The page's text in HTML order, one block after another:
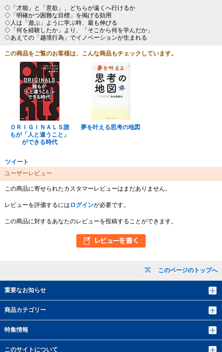
このページのトップへ
重要なお知らせ
商品カテゴリー
特集情報
このサイトについて
◇「才能」と「意欲」、どちらが遠くへ行けるか
◇「明確かつ困難な目標」を掲げる効用
◇人は「遊ぶ」ように学ぶ時、最も伸びる
◇「何を経験したか」より、「そこから何を学んだか」
◇あえての「越境行為」でイノベーションが生まれる
この商品をご覧のお客様は、こんな商品もチェックしています。
ＯＲＩＧＩＮＡＬＳ誰
もが「人と違うこと」
ができる時代
夢を叶える思考の地図
ツイート
ユーザーレビュー
この商品に寄せられたカスタマーレビューはまだありません。
レビューを評価するには ログインが必要です。
この商品に対するあなたのレビューを投稿することができます。